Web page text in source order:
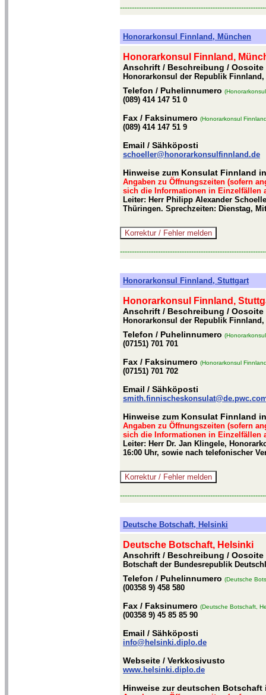
Honorarkonsul Finnland, München
Honorarkonsul Finnland,
Anschrift / Beschreibung / Oosoite
Honorarkonsul der Republik Finnland,
Telefon / Puhelinnumero
(089) 414 147 51 0
Fax / Faksinumero (Honorarkonsul
(089) 414 147 51 9
Email / Sähköposti
schoeller@honorarkonsulfinnland.de
Hinweise zum Konsulat Finnland
Angaben zu Öffnungszeiten (sofern
sich die Informationen in Einzelfällen
Leiter: Herr Philipp Alexander
Thüringen. Sprechzeiten: Dienstag,
Honorarkonsul Finnland, Stuttgart
Honorarkonsul Finnland,
Anschrift / Beschreibung / Oosoite
Honorarkonsul der Republik
Telefon / Puhelinnumero
(07151) 701 701
Fax / Faksinumero (Honorarkonsul
(07151) 701 702
Email / Sähköposti
Hinweise zum Konsulat Finnland
Angaben zu Öffnungszeiten (sofern
sich die Informationen in Einzelfällen
Leiter: Herr Dr. Jan Klingele,
16:00 Uhr, sowie nach telefonischer
Deutsche Botschaft, Helsinki
Deutsche Botschaft, Helsinki
Anschrift / Beschreibung / Oosoite
Botschaft der Bundesrepublik
Telefon / Puhelinnumero (Deutsche
(00358 9) 458 580
Fax / Faksinumero (Deutsche Botschaft,
(00358 9) 45 85 85 90
Email / Sähköposti
info@helsinki.diplo.de
Webseite / Verkkosivusto
www.helsinki.diplo.de
Hinweise zur deutschen Botschaft